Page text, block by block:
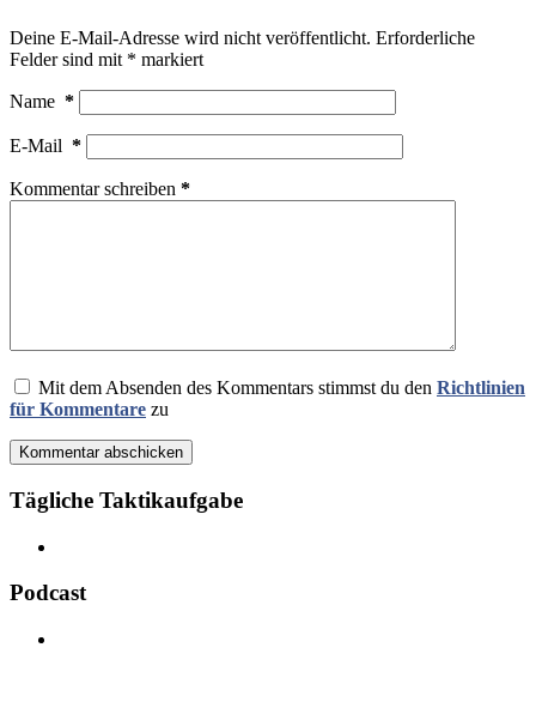
Deine E-Mail-Adresse wird nicht veröffentlicht. Erforderliche
Felder sind mit * markiert
Name *
E-Mail *
Kommentar schreiben *
Mit dem Absenden des Kommentars stimmst du den Richtlinien
für Kommentare zu
Kommentar abschicken
Tägliche Taktikaufgabe
Podcast